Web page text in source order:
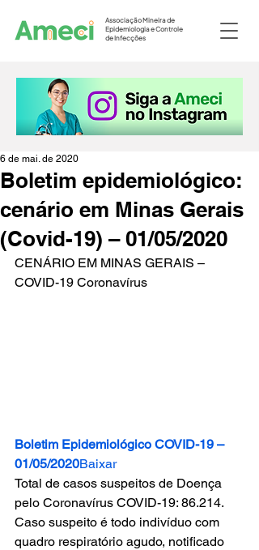
Associação Mineira de
Epidemiologia e Controle
de Infecções
Boletim epidemiológico:
cenário em Minas Gerais
(Covid-19) – 01/05/2020
6 de mai. de 2020
CENÁRIO EM MINAS GERAIS –
COVID-19 Coronavírus
Boletim Epidemiológico COVID-19 –
01/05/2020Baixar
Total de casos suspeitos de Doença
pelo Coronavírus COVID-19: 86.214.
Caso suspeito é todo indivíduo com
quadro respiratório agudo, notificado